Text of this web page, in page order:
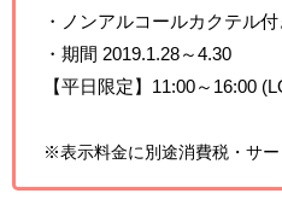
・ノンアルコールカクテル
・期間 2019.1.28～4.30
【平日限定】11:00～16:00
※表示料金に別途消費税・サー